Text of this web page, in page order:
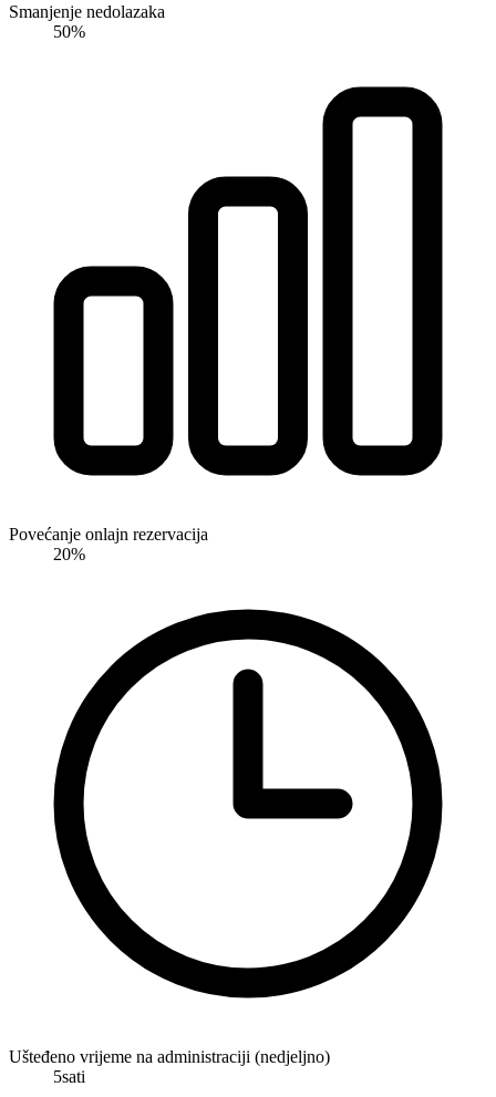
Smanjenje nedolazaka
50%
Povećanje onlajn rezervacija
20%
Ušteđeno vrijeme na administraciji (nedjeljno)
5sati